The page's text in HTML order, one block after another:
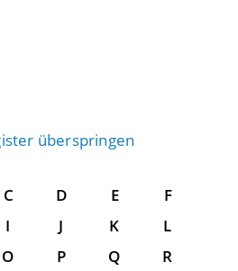
überspringen
C D E
F
I J K
L
O P Q
R